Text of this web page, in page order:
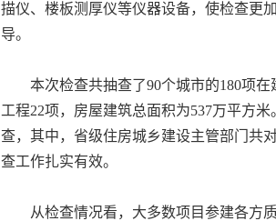
描仪、楼板测厚仪等仪器设备，使检查更
导。
本次检查共抽查了90个城市的180项在
工程22项，房屋建筑总面积为537万平方
查，其中，省级住房城乡建设主管部门共
查工作扎实有效。
从检查情况看，大多数项目参建各方质